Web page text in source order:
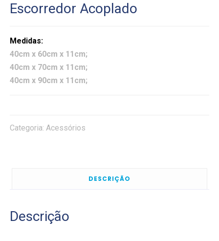
Escorredor Acoplado
Medidas:
40cm x 60cm x 11cm;
40cm x 70cm x 11cm;
40cm x 90cm x 11cm;
Categoria: Acessórios
DESCRIÇÃO
Descrição